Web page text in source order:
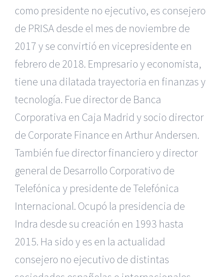
como presidente no ejecutivo, es consejero
de PRISA desde el mes de noviembre de
2017 y se convirtió en vicepresidente en
febrero de 2018. Empresario y economista,
tiene una dilatada trayectoria en finanzas y
tecnología. Fue director de Banca
Corporativa en Caja Madrid y socio director
de Corporate Finance en Arthur Andersen.
También fue director financiero y director
general de Desarrollo Corporativo de
Telefónica y presidente de Telefónica
Internacional. Ocupó la presidencia de
Indra desde su creación en 1993 hasta
2015. Ha sido y es en la actualidad
consejero no ejecutivo de distintas